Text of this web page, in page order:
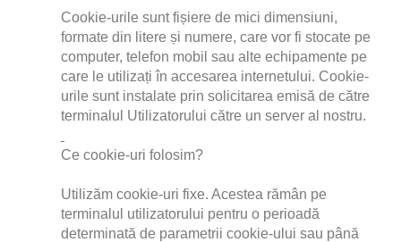
Cookie-urile sunt fișiere de mici dimensiuni,
formate din litere și numere, care vor fi stocate pe
computer, telefon mobil sau alte echipamente pe
care le utilizați în accesarea internetului. Cookie-
urile sunt instalate prin solicitarea emisă de către
terminalul Utilizatorului către un server al nostru.
Ce cookie-uri folosim?
Utilizăm cookie-uri fixe. Acestea rămân pe
terminalul utilizatorului pentru o perioadă
determinată de parametrii cookie-ului sau până